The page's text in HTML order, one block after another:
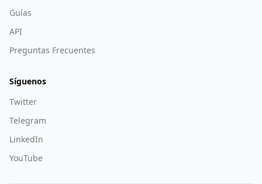
Guías
API
Preguntas Frecuentes
Síguenos
Twitter
Telegram
LinkedIn
YouTube